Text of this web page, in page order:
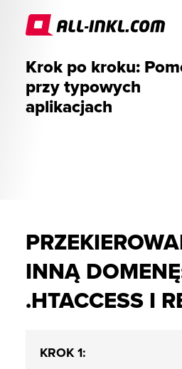
Krok po kroku:
przy typowych
aplikacjach
INNĄ
.HTACCESS I
KROK 1: